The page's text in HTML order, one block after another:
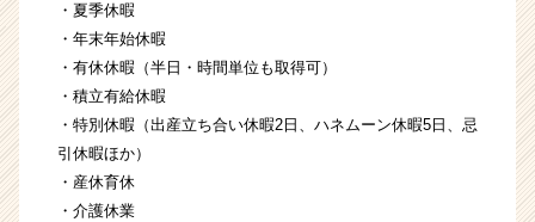
・夏季休暇
・年末年始休暇
・有休休暇（半日・時間単位も取得可）
・積立有給休暇
・特別休暇（出産立ち合い休暇2日、ハネムーン休暇5日、忌
引休暇ほか）
・産休育休
・介護休業